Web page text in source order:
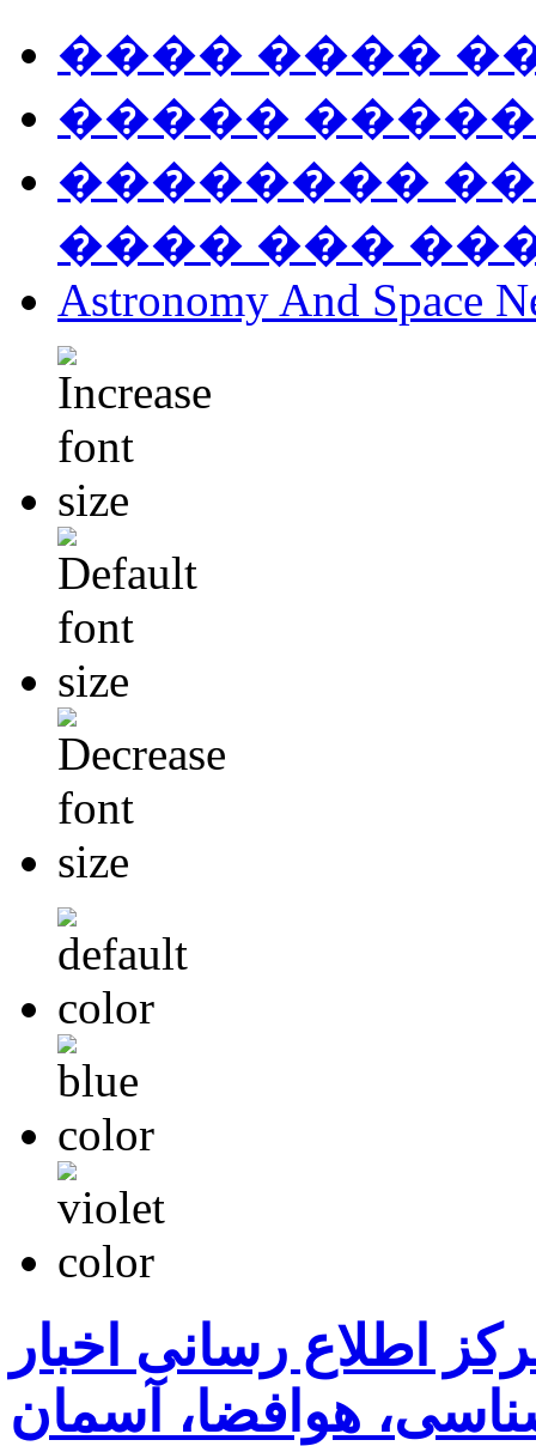
���� ����
�����
��������
���� ���
Astronomy And Space
اطلاع رسانی اخبار
هوافضا، آسمان